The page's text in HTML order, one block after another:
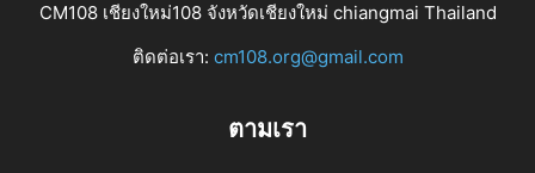
CM108 เชียงใหม่108 จังหวัดเชียงใหม่ chiangmai Thailand
ติดต่อเรา: cm108.org@gmail.com
ตามเรา